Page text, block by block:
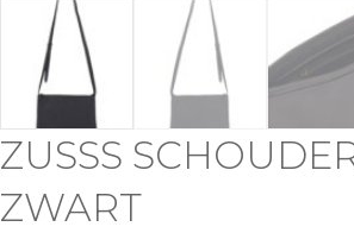
ZUSSS
ZWART